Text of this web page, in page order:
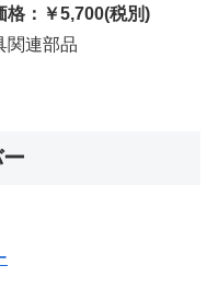
格：￥5,700(税別)
関連部品